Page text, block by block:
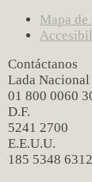
Mapa
Contáctanos
Lada Nacional
01 800 0060
D.F.
5241 2700
E.E.U.U.
185 5348 6312